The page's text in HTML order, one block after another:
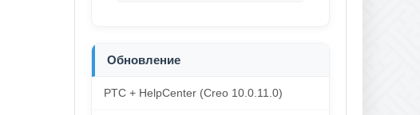
Обновление
PTC + HelpCenter (Creo 10.0.11.0)